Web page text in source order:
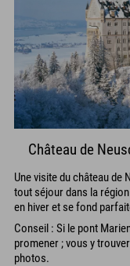
Château de
Une visite du château
tout séjour dans la
en hiver et se fond
Conseil : Si le pont
promener ; vous y
photos.